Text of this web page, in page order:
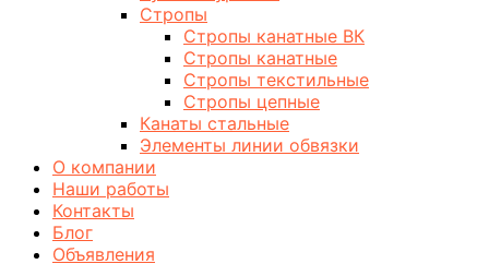
Стропы
Стропы канатные ВК
Стропы канатные
Стропы текстильные
Стропы цепные
Канаты стальные
Элементы линии обвязки
О компании
Наши работы
Контакты
Блог
Объявления